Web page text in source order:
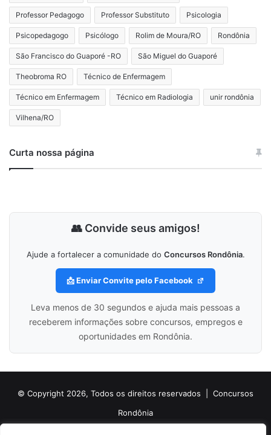
Professor Pedagogo Professor Substituto Psicologia
Psicopedagogo Psicólogo Rolim de Moura/RO Rondônia
São Francisco do Guaporé -RO São Miguel do Guaporé
Theobroma RO Técnico de Enfermagem
Técnico em Enfermagem Técnico em Radiologia unir rondônia
Vilhena/RO
Curta nossa página
👥 Convide seus amigos!
Ajude a fortalecer a comunidade do Concursos Rondônia.
📩 Enviar Convite pelo Facebook
Leva menos de 30 segundos e ajuda mais pessoas a
receberem informações sobre concursos, empregos e
oportunidades em Rondônia.
© Copyright 2026, Todos os direitos reservados | Concursos
Rondônia